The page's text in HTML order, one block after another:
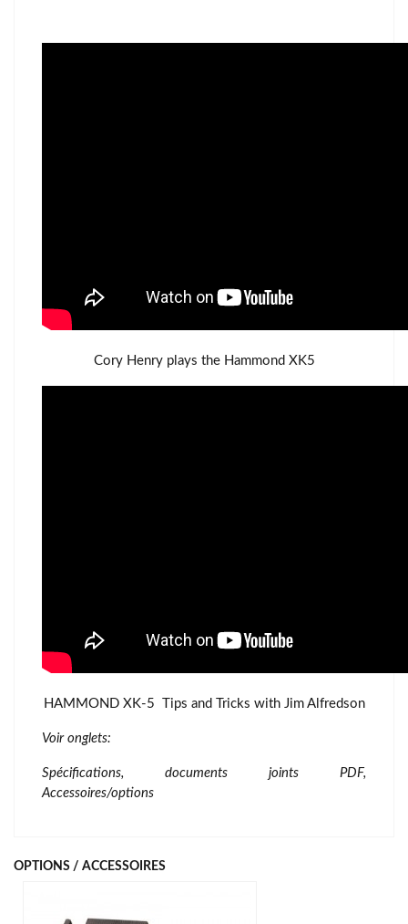
Cory Henry plays the Hammond XK5
HAMMOND XK-5 Tips and Tricks with Jim Alfredson
Voir onglets:
Spécifications, documents joints PDF,
Accessoires/options
OPTIONS / ACCESSOIRES